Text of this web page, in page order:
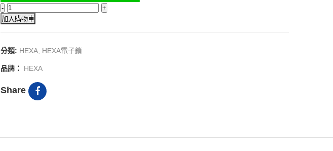
加入購物車
分類: HEXA, HEXA電子鎖
品牌： HEXA
Share